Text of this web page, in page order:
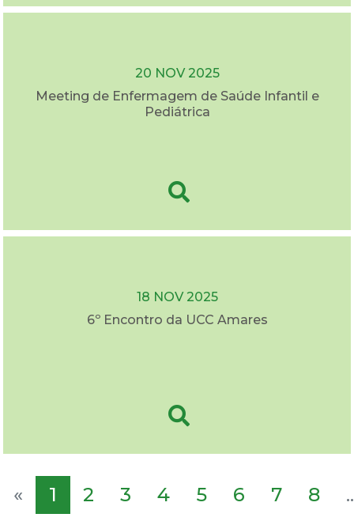
20 NOV 2025
Meeting de Enfermagem de Saúde Infantil e
Pediátrica
18 NOV 2025
6º Encontro da UCC Amares
« 1 2 3 4 5 6 7 8